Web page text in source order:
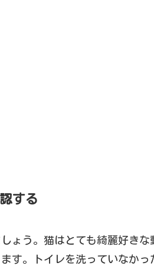
する
ょう。猫はとても綺麗好き
す。トイレを洗っていなか